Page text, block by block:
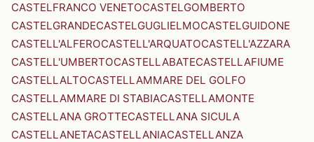
CASTELFRANCO VENETOCASTELGOMBERTO
CASTELGRANDECASTELGUGLIELMOCASTELGUIDONE
CASTELL'ALFEROCASTELL'ARQUATOCASTELL'AZZARA
CASTELL'UMBERTOCASTELLABATECASTELLAFIUME
CASTELLALTOCASTELLAMMARE DEL GOLFO
CASTELLAMMARE DI STABIACASTELLAMONTE
CASTELLANA GROTTECASTELLANA SICULA
CASTELLANETACASTELLANIACASTELLANZA